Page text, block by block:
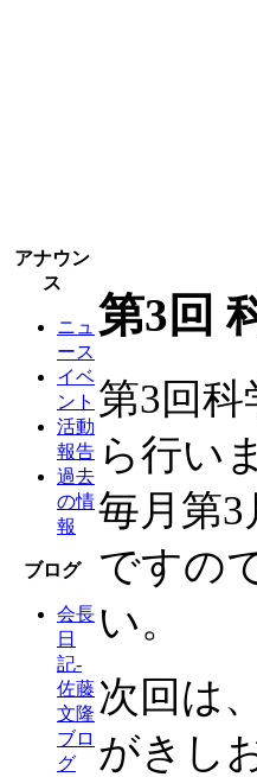
アナウン
ス
ニュ
ース
イベ
ント
活動
報告
過去
の情
報
ブログ
会長
日
記-
佐藤
文隆
ブロ
グ
第3回
第3回
ら行い
毎月第
ですの
い。
次回は
がきし